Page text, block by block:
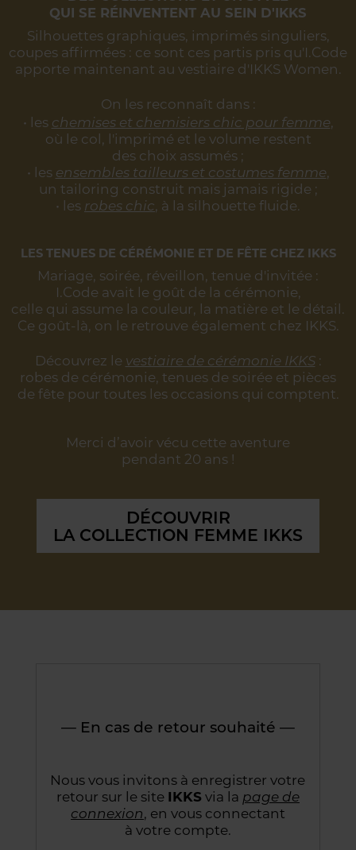
QUI SE RÉINVENTENT AU SEIN D'IKKS
Silhouettes graphiques, imprimés singuliers,
coupes affirmées : ce sont ces partis pris qu'I.Code
apporte maintenant au vestiaire d'IKKS Women.
On les reconnaît dans :
• les chemises et chemisiers chic pour femme,
où le col, l'imprimé et le volume restent
des choix assumés ;
• les ensembles tailleurs et costumes femme,
un tailoring construit mais jamais rigide ;
• les robes chic, à la silhouette fluide.
LES TENUES DE CÉRÉMONIE ET DE FÊTE CHEZ IKKS
Mariage, soirée, réveillon, tenue d'invitée :
I.Code avait le goût de la cérémonie,
celle qui assume la couleur, la matière et le détail.
Ce goût-là, on le retrouve également chez IKKS.
Découvrez le vestiaire de cérémonie IKKS:
robes de cérémonie, tenues de soirée et pièces
de fête pour toutes les occasions qui comptent.
Merci d’avoir vécu cette aventure
pendant 20 ans !
DÉCOUVRIR
LA COLLECTION FEMME IKKS
— En cas de retour souhaité —
Nous vous invitons à enregistrer votre
retour sur le site IKKS via la page de
connexion, en vous connectant
à votre compte.